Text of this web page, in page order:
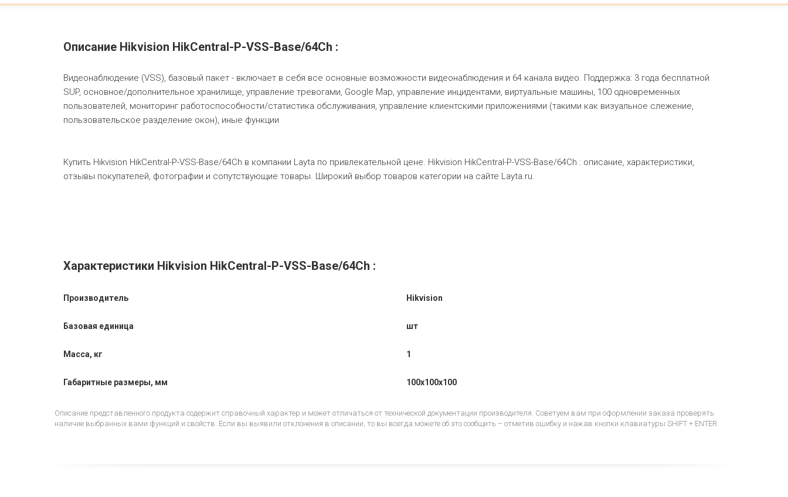
Описание Hikvision HikCentral-P-VSS-Base/64Ch :
Видеонаблюдение (VSS), базовый пакет - включает в себя все основные возможности видеонаблюдения и 64 канала видео. Поддержка: 3 года бесплатной
SUP, основное/дополнительное хранилище, управление тревогами, Google Map, управление инцидентами, виртуальные машины, 100 одновременных
пользователей, мониторинг работоспособности/статистика обслуживания, управление клиентскими приложениями (такими как визуальное слежение,
пользовательское разделение окон), иные функции
Купить Hikvision HikCentral-P-VSS-Base/64Ch в компании Layta по привлекательной цене. Hikvision HikCentral-P-VSS-Base/64Ch : описание, характеристики,
отзывы покупателей, фотографии и сопутствующие товары. Широкий выбор товаров категории на сайте Layta.ru.
Характеристики Hikvision HikCentral-P-VSS-Base/64Ch :
Производитель Hikvision
Базовая единица шт
Масса, кг 1
Габаритные размеры, мм 100x100x100
Описание представленного продукта содержит справочный характер и может отличаться от технической документации производителя. Советуем вам при оформлении заказа проверять
наличие выбранных вами функций и свойств. Если вы выявили отклонения в описании, то вы всегда можете об это сообщить – отметив ошибку и нажав кнопки клавиатуры SHIFT + ENTER